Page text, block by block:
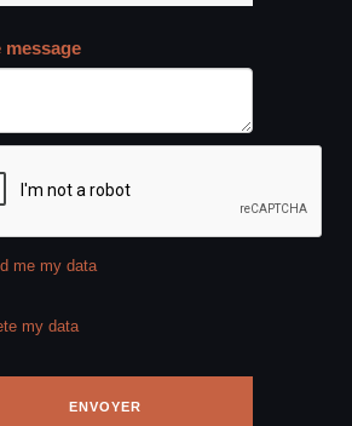
message
me my data
my data